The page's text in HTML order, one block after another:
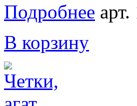
Подробнее
В корзину